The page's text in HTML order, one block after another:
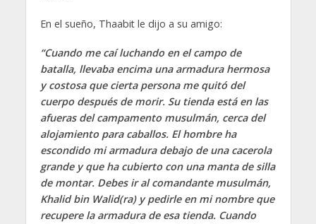
En el sueño, Thaabit le dijo a su amigo:
“Cuando me caí luchando en el campo de
batalla, llevaba encima una armadura hermosa
y costosa que cierta persona me quitó del
cuerpo después de morir. Su tienda está en las
afueras del campamento musulmán, cerca del
alojamiento para caballos. El hombre ha
escondido mi armadura debajo de una cacerola
grande y que ha cubierto con una manta de silla
de montar. Debes ir al comandante musulmán,
Khalid bin Walid(ra) y pedirle en mi nombre que
recupere la armadura de esa tienda. Cuando